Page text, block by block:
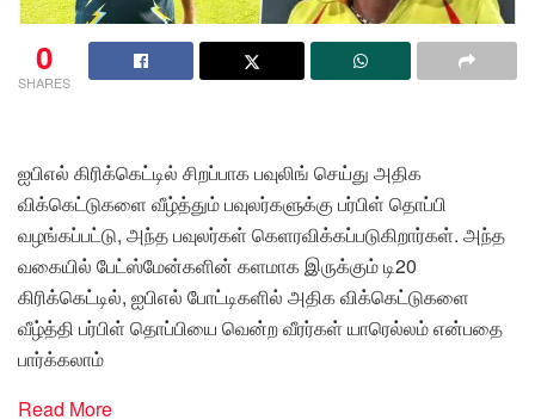
0
SHARES
ஐபிஎல் கிரிக்கெட்டில் சிறப்பாக பவுலிங் செய்து அதிக
விக்கெட்டுகளை வீழ்த்தும் பவுலர்களுக்கு பர்பிள் தொப்பி
வழங்கப்பட்டு, அந்த பவுலர்கள் கெளரவிக்கப்படுகிறார்கள். அந்த
வகையில் பேட்ஸ்மேன்களின் களமாக இருக்கும் டி20
கிரிக்கெட்டில், ஐபிஎல் போட்டிகளில் அதிக விக்கெட்டுகளை
வீழ்த்தி பர்பிள் தொப்பியை வென்ற வீரர்கள் யாரெல்லம் என்பதை
பார்க்கலாம்
Read More